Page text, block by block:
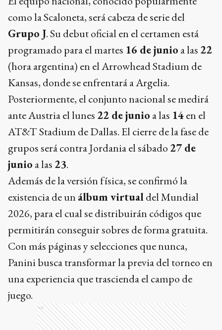
como la Scaloneta, será cabeza de serie del
Grupo J. Su debut oficial en el certamen está
programado para el martes 16 de junio a las 22
(hora argentina) en el Arrowhead Stadium de
Kansas, donde se enfrentará a Argelia.
Posteriormente, el conjunto nacional se medirá
ante Austria el lunes 22 de junio a las 14en el
AT&T Stadium de Dallas. El cierre de la fase de
grupos será contra Jordania el sábado 27 de
junio a las 23.
Además de la versión física, se confirmó la
existencia de un álbum virtualdel Mundial
2026, para el cual se distribuirán códigos que
permitirán conseguir sobres de forma gratuita.
Con más páginas y selecciones que nunca,
Panini busca transformar la previa del torneo en
una experiencia que trascienda el campo de
juego.
Ads